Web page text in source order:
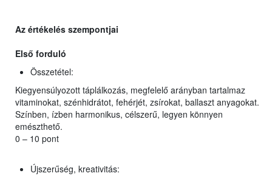
Az értékelés szempontjai
Első forduló
Összetétel:
Kiegyensúlyozott táplálkozás, megfelelő arányban tartalmaz
vitaminokat, szénhidrátot, fehérjét, zsírokat, ballaszt anyagokat.
Színben, ízben harmonikus, célszerű, legyen könnyen
emészthető.
0 – 10 pont
Újszerűség, kreativitás: